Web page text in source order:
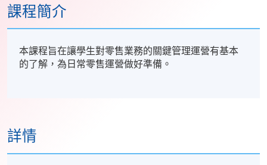
課程簡介
本課程旨在讓學生對零售業務的關鍵管理運營有基本
的了解，為日常零售運營做好準備。
詳情